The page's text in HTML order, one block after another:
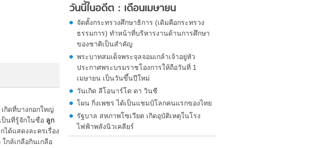
เกิดที่บางกอกใหญ่
ป็นที่รู้จักในชื่อ ลูก
ได้แสดงละครเรื่อง
กล้เกลือกินเกลือ
วันนี้ในอดีต : เดือนเมษายน
จัดตั้งกระทรวงศึกษาธิการ (เดิมคือกระทรวง
ธรรมการ) ทำหน้าที่บริหารงานด้านการศึกษา
ของชาติเป็นสำคัญ
พระบาทสมเด็จพระจุลจอมเกล้าเจ้าอยู่หัว
ประกาศพระบรมราชโองการให้ถือวันที่ 1
เมษายน เป็นวันขึ้นปีใหม่
วันเกิด ลีโอนาร์โด ดา วินชี
โผน กิ่งเพชร ได้เป็นแชมป์โลกคนแรกของไทย
รัฐบาล สหภาพโซเวียต เกิดอุบัติเหตุในโรง
ไฟฟ้าพลังนิวเคลียร์